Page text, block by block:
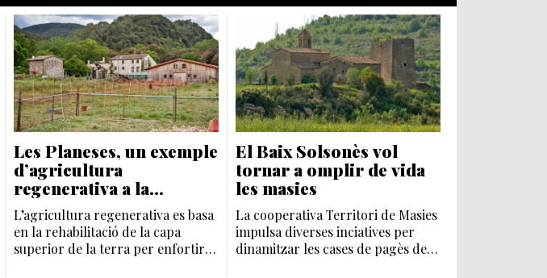
Les Planeses, un exemple
d’agricultura
regenerativa a la
Garrotxa
L’agricultura regenerativa es basa
en la rehabilitació de la capa
superior de la terra per enfortir-
El Baix Solsonès vol
tornar a omplir de vida
les masies
La cooperativa Territori de Masies
impulsa diverses inciatives per
dinamitzar les cases de pagès del